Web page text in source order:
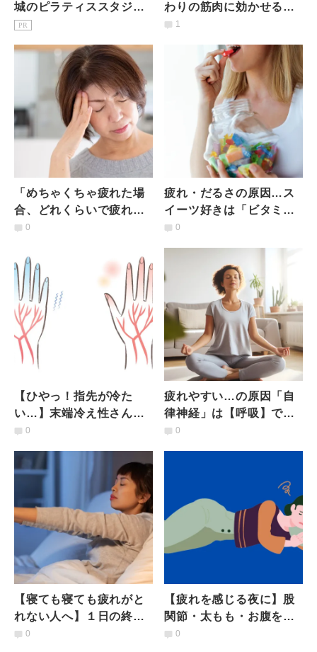
城のピラティススタジオ7
選｜初心者・女性専用を
PR
わりの筋肉に効かせる
【夜におすすめ】姿勢別
1
「めちゃくちゃ疲れた場
合、どれくらいで疲れが
取れる？」の問いに、更
答える？
0
疲れ・だるさの原因…ス
イーツ好きは「ビタミン
B1」が不足する？食事で
0
【ひやっ！指先が冷た
い…】末端冷え性さん注
目！ 体がポカポカ温ま
0
疲れやすい…の原因「自
律神経」は【呼吸】で整
う！理学療法士が教える
0
【寝ても寝ても疲れがと
れない人へ】１日の終わ
りに３分でOK「だるい」
0
【疲れを感じる夜に】股
関節・太もも・お腹を一
挙に伸ばせる！血行促進
0